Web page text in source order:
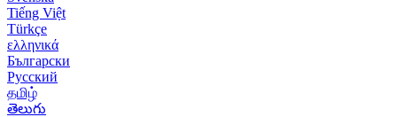
Tiếng Việt
Türkçe
ελληνικά
Български
Русский
தமிழ்
తెలుగు